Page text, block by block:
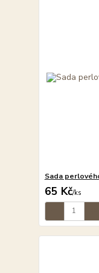
Sada
65 Kč/ks